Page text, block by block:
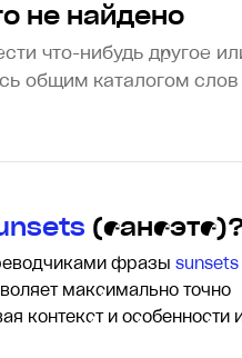
не найдено
что-нибудь другое
общим каталогом слов
фразы sunsets
максимально точно
контекст и особенности